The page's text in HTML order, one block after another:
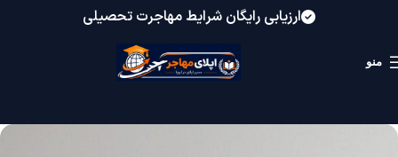
ارزیابی رایگان شرایط مهاجرت تحصیلی
منو